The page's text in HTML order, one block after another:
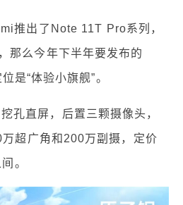
出了Note 11T Pro系列，
那么今年下半年要发布的
是“体验小旗舰”。
直屏，后置三颗摄像头，
超广角和200万副摄，定价
。